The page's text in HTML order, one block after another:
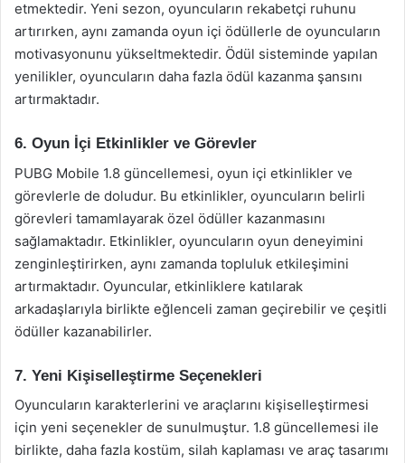
etmektedir. Yeni sezon, oyuncuların rekabetçi ruhunu
artırırken, aynı zamanda oyun içi ödüllerle de oyuncuların
motivasyonunu yükseltmektedir. Ödül sisteminde yapılan
yenilikler, oyuncuların daha fazla ödül kazanma şansını
artırmaktadır.
6. Oyun İçi Etkinlikler ve Görevler
PUBG Mobile 1.8 güncellemesi, oyun içi etkinlikler ve
görevlerle de doludur. Bu etkinlikler, oyuncuların belirli
görevleri tamamlayarak özel ödüller kazanmasını
sağlamaktadır. Etkinlikler, oyuncuların oyun deneyimini
zenginleştirirken, aynı zamanda topluluk etkileşimini
artırmaktadır. Oyuncular, etkinliklere katılarak
arkadaşlarıyla birlikte eğlenceli zaman geçirebilir ve çeşitli
ödüller kazanabilirler.
7. Yeni Kişiselleştirme Seçenekleri
Oyuncuların karakterlerini ve araçlarını kişiselleştirmesi
için yeni seçenekler de sunulmuştur. 1.8 güncellemesi ile
birlikte, daha fazla kostüm, silah kaplaması ve araç tasarımı